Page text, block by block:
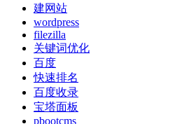
建网站
wordpress
filezilla
关键词优化
百度
快速排名
百度收录
宝塔面板
pbootcms